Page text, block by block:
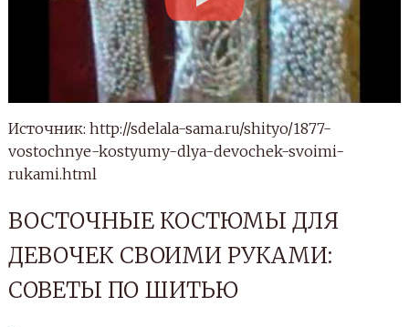
Источник: http://sdelala-sama.ru/shityo/1877-
vostochnye-kostyumy-dlya-devochek-svoimi-
rukami.html
ВОСТОЧНЫЕ КОСТЮМЫ ДЛЯ
ДЕВОЧЕК СВОИМИ РУКАМИ:
СОВЕТЫ ПО ШИТЬЮ